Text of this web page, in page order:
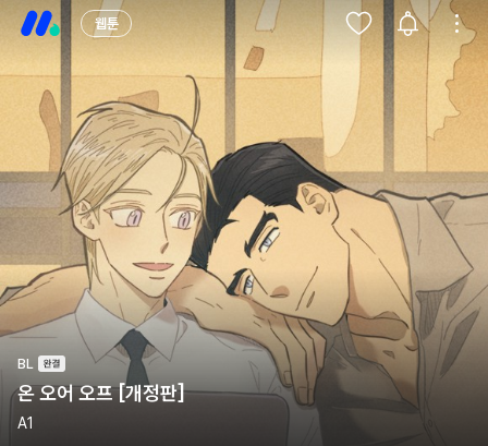
웹툰
BL
온 오어 오프 [개정판]
A1